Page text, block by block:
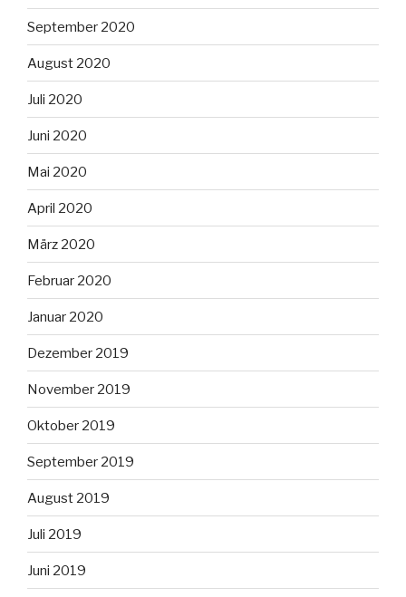
September 2020
August 2020
Juli 2020
Juni 2020
Mai 2020
April 2020
März 2020
Februar 2020
Januar 2020
Dezember 2019
November 2019
Oktober 2019
September 2019
August 2019
Juli 2019
Juni 2019